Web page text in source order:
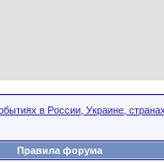
в России, Украине,
Правила форума